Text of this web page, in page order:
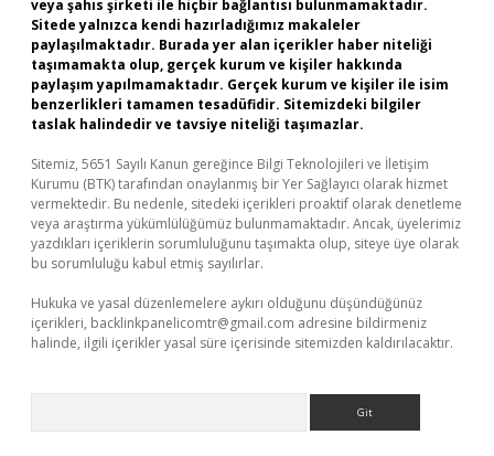
veya şahıs şirketi ile hiçbir bağlantısı bulunmamaktadır.
Sitede yalnızca kendi hazırladığımız makaleler
paylaşılmaktadır. Burada yer alan içerikler haber niteliği
taşımamakta olup, gerçek kurum ve kişiler hakkında
paylaşım yapılmamaktadır. Gerçek kurum ve kişiler ile isim
benzerlikleri tamamen tesadüfidir. Sitemizdeki bilgiler
taslak halindedir ve tavsiye niteliği taşımazlar.
Sitemiz, 5651 Sayılı Kanun gereğince Bilgi Teknolojileri ve İletişim
Kurumu (BTK) tarafından onaylanmış bir Yer Sağlayıcı olarak hizmet
vermektedir. Bu nedenle, sitedeki içerikleri proaktif olarak denetleme
veya araştırma yükümlülüğümüz bulunmamaktadır. Ancak, üyelerimiz
yazdıkları içeriklerin sorumluluğunu taşımakta olup, siteye üye olarak
bu sorumluluğu kabul etmiş sayılırlar.
Hukuka ve yasal düzenlemelere aykırı olduğunu düşündüğünüz
içerikleri, backlinkpanelicomtr@gmail.com adresine bildirmeniz
halinde, ilgili içerikler yasal süre içerisinde sitemizden kaldırılacaktır.